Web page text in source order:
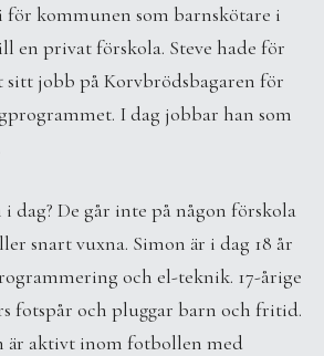
för kommunen som barnskötare i
en privat förskola. Steve hade för
sitt jobb på Korvbrödsbagaren för
I dag jobbar han som
dag? De går inte på någon förskola
snart vuxna. Simon är i dag 18 år
och el-teknik. 17-årige
fotspår och pluggar barn och fritid.
är aktivt inom fotbollen med